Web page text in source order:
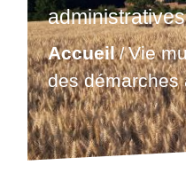
administratives
Accueil/Vie
des démarches